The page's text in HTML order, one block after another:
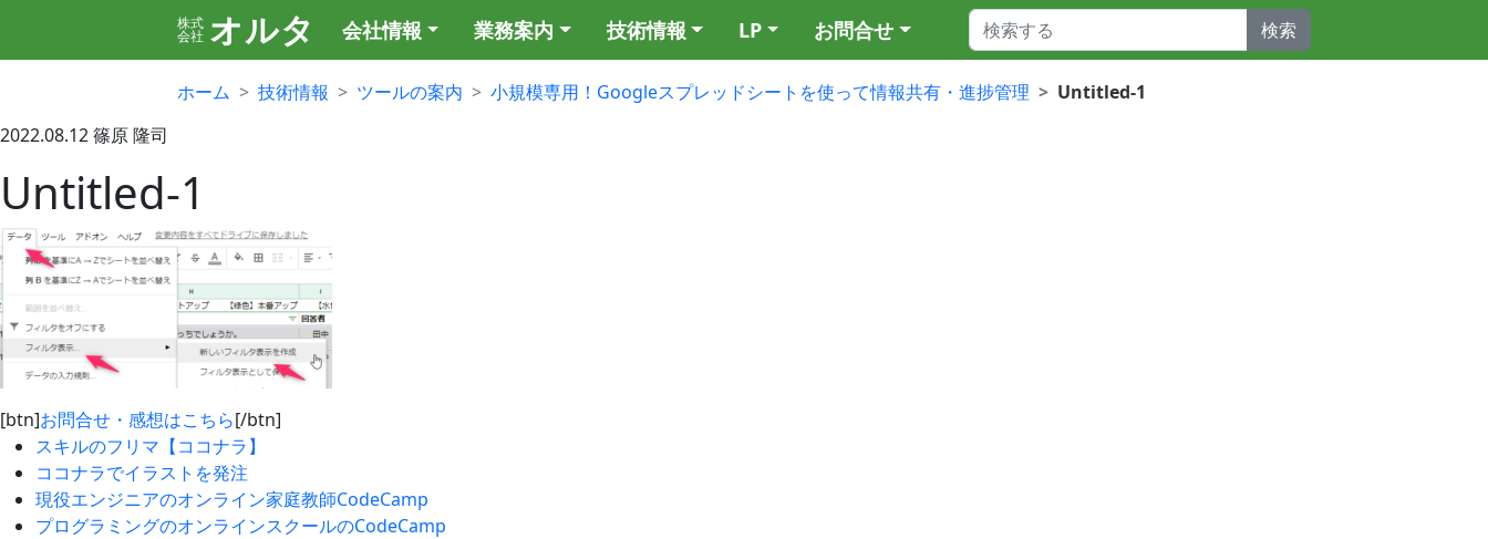
株式
会社 オルタ 会社情報 業務案内 技術情報 LP お問合せ 検索
ホーム 技術情報 ツールの案内 小規模専用！Googleスプレッドシートを使って情報共有・進捗管理
Untitled-1
2022.08.12篠原 隆司
Untitled-1
[btn]お問合せ・感想はこちら[/btn]
スキルのフリマ【ココナラ】
ココナラでイラストを発注
現役エンジニアのオンライン家庭教師CodeCamp
プログラミングのオンラインスクールのCodeCamp